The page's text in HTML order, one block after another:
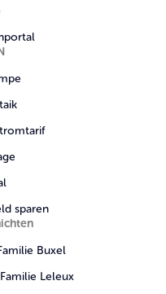
sparen
Buxel
Leleux